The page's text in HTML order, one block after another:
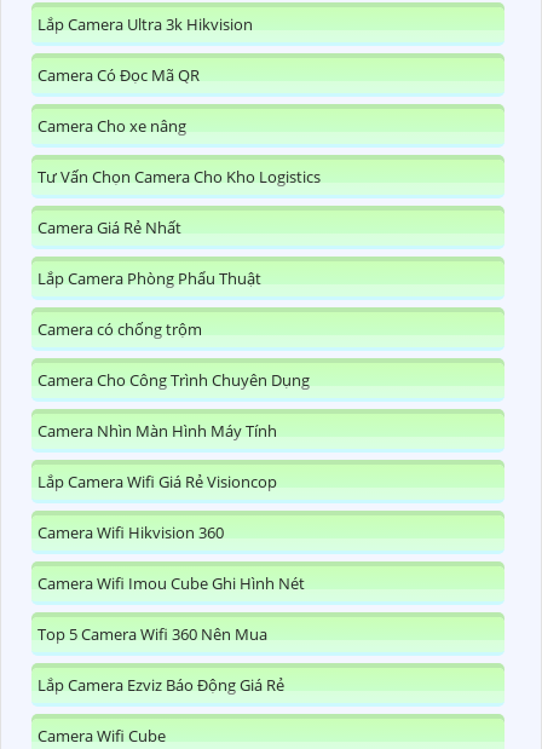
Lắp Camera Ultra 3k Hikvision
Camera Có Đọc Mã QR
Camera Cho xe nâng
Tư Vấn Chọn Camera Cho Kho Logistics
Camera Giá Rẻ Nhất
Lắp Camera Phòng Phẩu Thuật
Camera có chống trộm
Camera Cho Công Trình Chuyên Dụng
Camera Nhìn Màn Hình Máy Tính
Lắp Camera Wifi Giá Rẻ Visioncop
Camera Wifi Hikvision 360
Camera Wifi Imou Cube Ghi Hình Nét
Top 5 Camera Wifi 360 Nên Mua
Lắp Camera Ezviz Báo Động Giá Rẻ
Camera Wifi Cube